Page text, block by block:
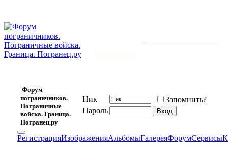
Форум
пограничников.
Пограничные
войска. Граница.
Погранец.ру
Ник
Запомнить?
Пароль
РегистрацияИзображенияАльбомыГалереяФорумСервисы